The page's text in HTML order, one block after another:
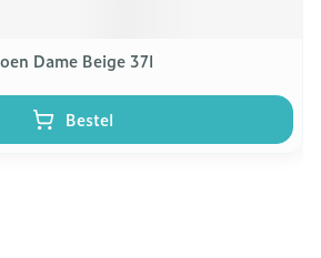
Dame Beige 37l
Bestel